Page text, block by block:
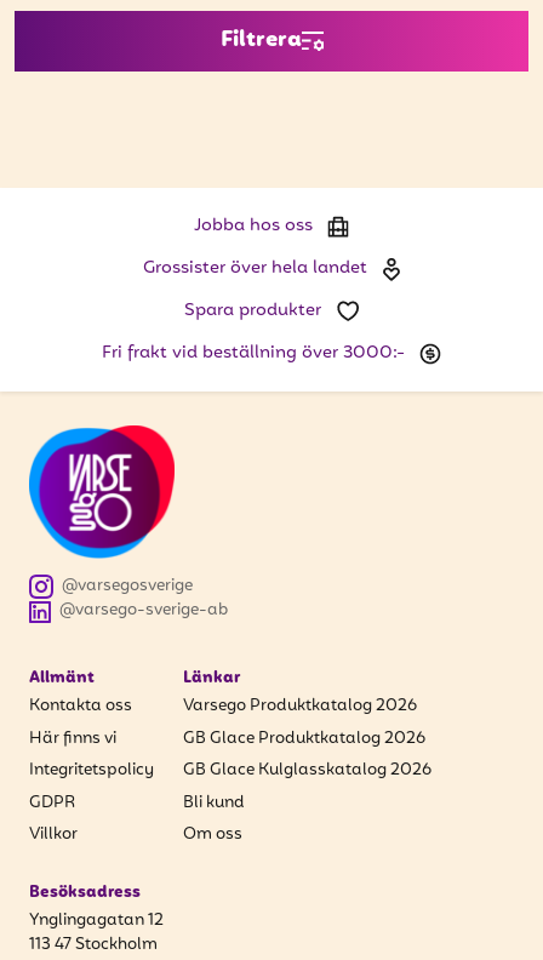
Glassutbildningar
Vill du få erbjudanden och vara den första
att få uppdateringar kring kampanjer?
Ange din e-postadress nedan för att ta del av våra
nyheter och erbjudanden.
E-postadress
PRENUMERERA
Filtrera
Jobba hos oss
Grossister över hela landet
Spara produkter
Fri frakt vid beställning över 3000:-
@varsego-sverige-ab
@varsegosverige
Allmänt
Kontakta oss
Här finns vi
Integritetspolicy
GDPR
Villkor
Länkar
Varsego Produktkatalog 2026
GB Glace Produktkatalog 2026
GB Glace Kulglasskatalog 2026
Bli kund
Om oss
Besöksadress
Ynglingagatan 12
113 47 Stockholm